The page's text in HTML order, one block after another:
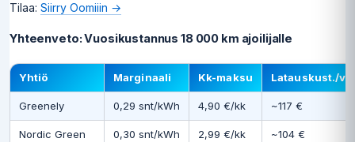
Tilaa: Siirry Oomiiin →
Yhteenveto: Vuosikustannus 18 000 km ajoilijalle
Yhtiö Marginaali Kk-maksu Latauskust./v*
Greenely 0,29 snt/kWh 4,90 €/kk ~117 €
Nordic Green 0,30 snt/kWh 2,99 €/kk ~104 €